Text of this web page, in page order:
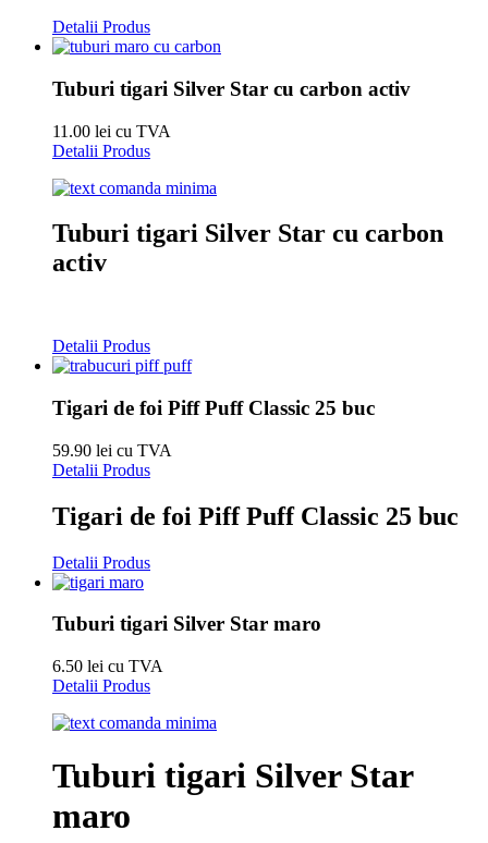
Detalii Produs
Tuburi tigari Silver Star cu carbon activ
11.00 lei cu TVA
Detalii Produs
Tuburi tigari Silver Star cu carbon
activ
Detalii Produs
Tigari de foi Piff Puff Classic 25 buc
59.90 lei cu TVA
Detalii Produs
Tigari de foi Piff Puff Classic 25 buc
Detalii Produs
Tuburi tigari Silver Star maro
6.50 lei cu TVA
Detalii Produs
Tuburi tigari Silver Star
maro